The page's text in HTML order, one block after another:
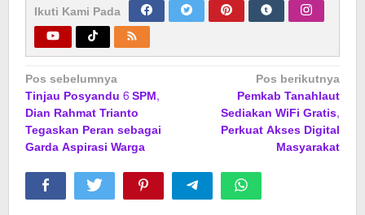
Ikuti Kami Pada
Navigasi
pos
Pos sebelumnya
Tinjau Posyandu 6 SPM,
Dian Rahmat Trianto
Tegaskan Peran sebagai
Garda Aspirasi Warga
Pos berikutnya
Pemkab Tanahlaut
Sediakan WiFi Gratis,
Perkuat Akses Digital
Masyarakat